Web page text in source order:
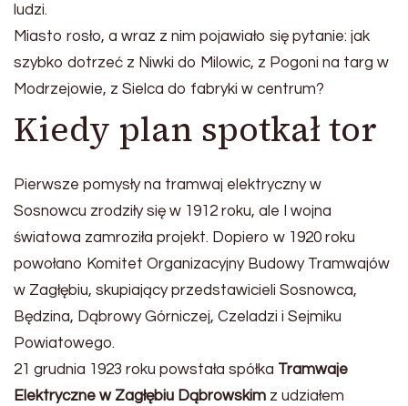
ludzi.
Miasto rosło, a wraz z nim pojawiało się pytanie: jak
szybko dotrzeć z Niwki do Milowic, z Pogoni na targ w
Modrzejowie, z Sielca do fabryki w centrum?
Kiedy plan spotkał tor
Pierwsze pomysły na tramwaj elektryczny w
Sosnowcu zrodziły się w 1912 roku, ale I wojna
światowa zamroziła projekt. Dopiero w 1920 roku
powołano Komitet Organizacyjny Budowy Tramwajów
w Zagłębiu, skupiający przedstawicieli Sosnowca,
Będzina, Dąbrowy Górniczej, Czeladzi i Sejmiku
Powiatowego.
21 grudnia 1923 roku powstała spółka Tramwaje
Elektryczne w Zagłębiu Dąbrowskim z udziałem